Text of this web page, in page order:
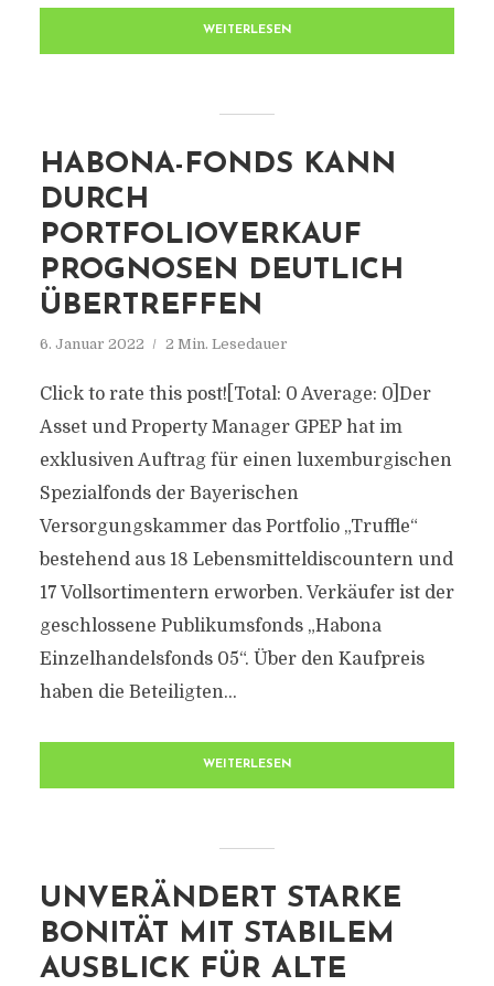
WEITERLESEN
HABONA-FONDS KANN
DURCH
PORTFOLIOVERKAUF
PROGNOSEN DEUTLICH
ÜBERTREFFEN
6. Januar 2022 2 Min. Lesedauer
Click to rate this post![Total: 0 Average: 0]Der
Asset und Property Manager GPEP hat im
exklusiven Auftrag für einen luxemburgischen
Spezialfonds der Bayerischen
Versorgungskammer das Portfolio „Truffle“
bestehend aus 18 Lebensmitteldiscountern und
17 Vollsortimentern erworben. Verkäufer ist der
geschlossene Publikumsfonds „Habona
Einzelhandelsfonds 05“. Über den Kaufpreis
haben die Beteiligten...
WEITERLESEN
UNVERÄNDERT STARKE
BONITÄT MIT STABILEM
AUSBLICK FÜR ALTE